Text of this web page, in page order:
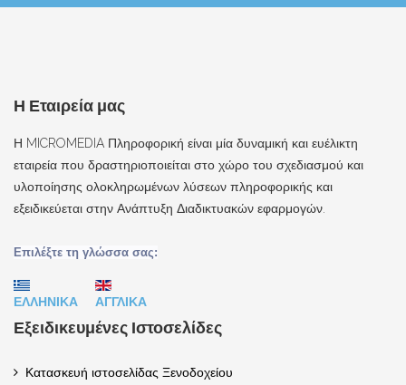
Η Εταιρεία μας
Η MICROMEDIA Πληροφορική είναι μία δυναμική και ευέλικτη
εταιρεία που δραστηριοποιείται στο χώρο του σχεδιασμού και
υλοποίησης ολοκληρωμένων λύσεων πληροφορικής και
εξειδικεύεται στην Ανάπτυξη Διαδικτυακών εφαρμογών.
Επιλέξτε τη γλώσσα σας:
ΕΛΛΗΝΙΚΑ ΑΓΓΛΙΚΑ
Εξειδικευμένες Ιστοσελίδες
Κατασκευή ιστοσελίδας Ξενοδοχείου